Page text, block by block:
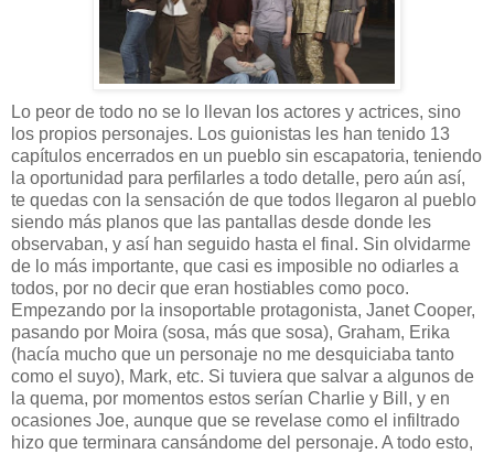
Lo peor de todo no se lo llevan los actores y actrices, sino
los propios personajes. Los guionistas les han tenido 13
capítulos encerrados en un pueblo sin escapatoria, teniendo
la oportunidad para perfilarles a todo detalle, pero aún así,
te quedas con la sensación de que todos llegaron al pueblo
siendo más planos que las pantallas desde donde les
observaban, y así han seguido hasta el final. Sin olvidarme
de lo más importante, que casi es imposible no odiarles a
todos, por no decir que eran hostiables como poco.
Empezando por la insoportable protagonista, Janet Cooper,
pasando por Moira (sosa, más que sosa), Graham, Erika
(hacía mucho que un personaje no me desquiciaba tanto
como el suyo), Mark, etc. Si tuviera que salvar a algunos de
la quema, por momentos estos serían Charlie y Bill, y en
ocasiones Joe, aunque que se revelase como el infiltrado
hizo que terminara cansándome del personaje. A todo esto,